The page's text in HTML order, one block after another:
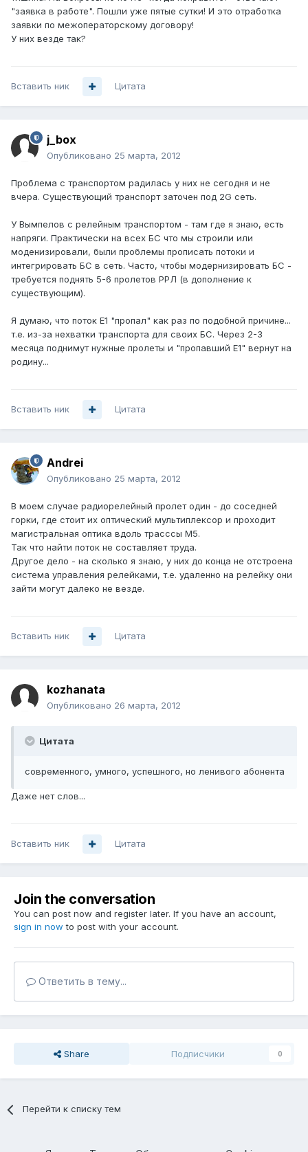
"заявка в работе". Пошли уже пятые сутки! И это отработка
заявки по межоператорскому договору!
У них везде так?
Вставить ник Цитата
j_box
Опубликовано 25 марта, 2012
Проблема с транспортом радилась у них не сегодня и не
вчера. Существующий транспорт заточен под 2G сеть.
У Вымпелов с релейным транспортом - там где я знаю, есть
напряги. Практически на всех БС что мы строили или
моденизировали, были проблемы прописать потоки и
интегрировать БС в сеть. Часто, чтобы модернизировать БС -
требуется поднять 5-6 пролетов РРЛ (в дополнение к
существующим).
Я думаю, что поток Е1 "пропал" как раз по подобной причине...
т.е. из-за нехватки транспорта для своих БС. Через 2-3
месяца поднимут нужные пролеты и "пропавший Е1" вернут на
родину...
Вставить ник Цитата
Andrei
Опубликовано 25 марта, 2012
В моем случае радиорелейный пролет один - до соседней
горки, где стоит их оптический мультиплексор и проходит
магистральная оптика вдоль трасссы М5.
Так что найти поток не составляет труда.
Другое дело - на сколько я знаю, у них до конца не отстроена
система управления релейками, т.е. удаленно на релейку они
зайти могут далеко не везде.
Вставить ник Цитата
kozhanata
Опубликовано 26 марта, 2012
Цитата
современного, умного, успешного, но ленивого абонента
Даже нет слов...
Вставить ник Цитата
Join the conversation
You can post now and register later. If you have an account,
sign in now to post with your account.
Ответить в тему...
Share Подписчики 0
Перейти к списку тем